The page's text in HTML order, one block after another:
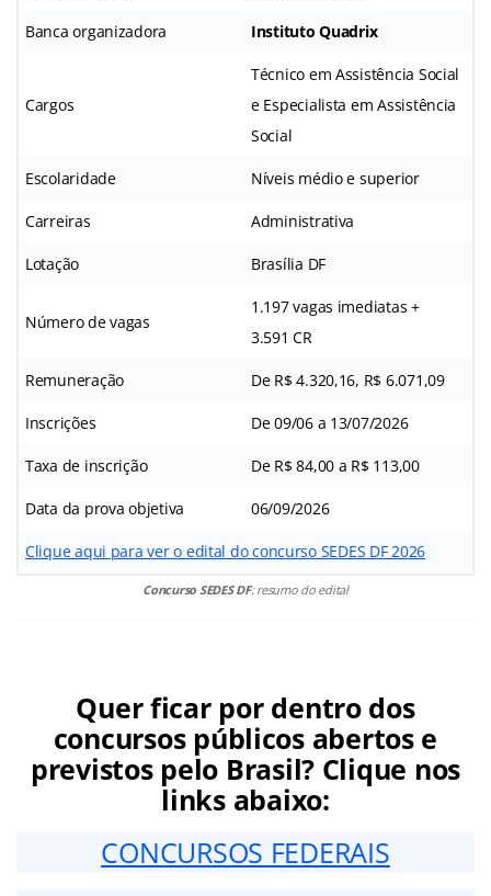
Banca organizadora Instituto Quadrix
Cargos
Técnico em Assistência Social
e Especialista em Assistência
Social
Escolaridade Níveis médio e superior
Carreiras Administrativa
Lotação Brasília DF
Número de vagas
1.197 vagas imediatas +
3.591 CR
Remuneração De R$ 4.320,16, R$ 6.071,09
Inscrições De 09/06 a 13/07/2026
Taxa de inscrição De R$ 84,00 a R$ 113,00
Data da prova objetiva 06/09/2026
Clique aqui para ver o edital do concurso SEDES DF 2026
Concurso SEDES DF: resumo do edital
Quer ficar por dentro dos
concursos públicos abertos e
previstos pelo Brasil? Clique nos
links abaixo:
CONCURSOS FEDERAIS